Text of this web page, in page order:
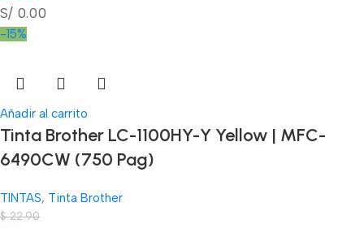
S/ 0.00
-15%
Añadir al carrito
Tinta Brother LC-1100HY-Y Yellow | MFC-
6490CW (750 Pag)
TINTAS, Tinta Brother
$22.90